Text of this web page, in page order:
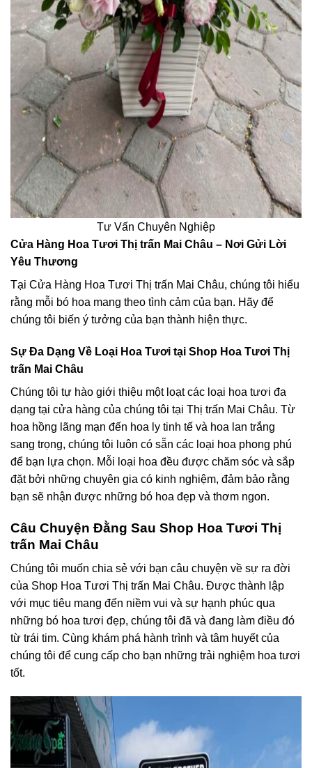
Tư Vấn Chuyên Nghiệp
Cửa Hàng Hoa Tươi Thị trấn Mai Châu – Nơi Gửi Lời
Yêu Thương
Tại Cửa Hàng Hoa Tươi Thị trấn Mai Châu, chúng tôi hiểu
rằng mỗi bó hoa mang theo tình cảm của bạn. Hãy để
chúng tôi biến ý tưởng của bạn thành hiện thực.
Sự Đa Dạng Về Loại Hoa Tươi tại Shop Hoa Tươi Thị
trấn Mai Châu
Chúng tôi tự hào giới thiệu một loạt các loại hoa tươi đa
dạng tại cửa hàng của chúng tôi tại Thị trấn Mai Châu. Từ
hoa hồng lãng mạn đến hoa ly tinh tế và hoa lan trắng
sang trọng, chúng tôi luôn có sẵn các loại hoa phong phú
để bạn lựa chọn. Mỗi loại hoa đều được chăm sóc và sắp
đặt bởi những chuyên gia có kinh nghiệm, đảm bảo rằng
bạn sẽ nhận được những bó hoa đẹp và thơm ngon.
Câu Chuyện Đằng Sau Shop Hoa Tươi Thị
trấn Mai Châu
Chúng tôi muốn chia sẻ với bạn câu chuyện về sự ra đời
của Shop Hoa Tươi Thị trấn Mai Châu. Được thành lập
với mục tiêu mang đến niềm vui và sự hạnh phúc qua
những bó hoa tươi đẹp, chúng tôi đã và đang làm điều đó
từ trái tim. Cùng khám phá hành trình và tâm huyết của
chúng tôi để cung cấp cho bạn những trải nghiệm hoa tươi
tốt.